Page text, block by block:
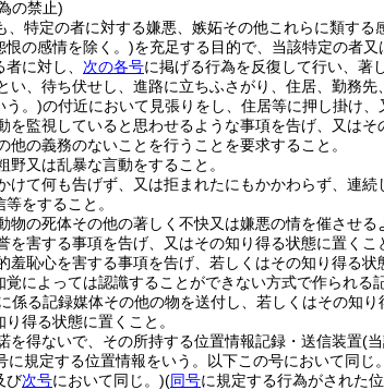
の禁止)
、特定の者に対する嫌悪、嫉妬その他これらに類する
恨の感情を除く。)を充足する目的で、当該特定の者
に対し、 次の各号に掲げる行為を反復して行い、著
い、待ち伏せし、進路に立ちふさがり、住居、勤務
う。)の付近において見張りをし、住居等に押し掛け、
を監視していると思わせるような事項を告げ、又はそ
他の義務のないことを行うことを要求すること。
野又は乱暴な言動をすること。
けて何も告げず、又は拒まれたにもかかわらず、連
をすること。
物の死体その他の著しく不快又は嫌悪の情を催させ
を害する事項を告げ、又はその知り得る状態に置くこ
羞恥心を害する事項を告げ、若しくはその知り得る
覚によっては認識することができない方式で作られ
係る記録媒体その他の物を送付し、若しくはその知
り得る状態に置くこと。
を得ないで、その所持する位置情報記録・送信装置(
に規定する位置情報をいう。以下この号において同じ
び次号において同じ。)(同号に規定する行為がされた